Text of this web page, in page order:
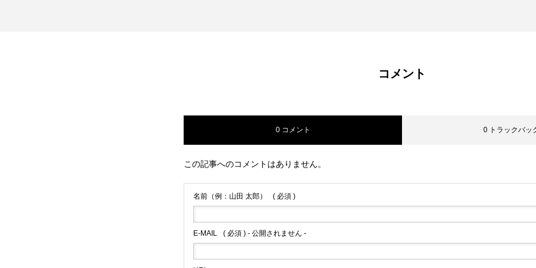
コメント
0 コメント 0 トラックバッ
この記事へのコメントはありません。
名前（例：山田 太郎） ( 必須 )
E-MAIL ( 必須 ) - 公開されません -